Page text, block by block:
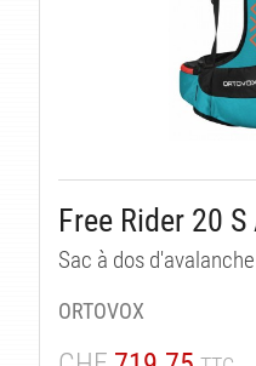
Free Rider 20
Sac à dos d'avalanche
ORTOVOX